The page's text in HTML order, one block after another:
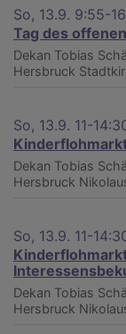
So, 13.9. 9:55-
Tag des
Dekan Tobias
Hersbruck
So, 13.9. 11-
Dekan Tobias
Hersbruck
So, 13.9. 11-
Dekan Tobias
Hersbruck